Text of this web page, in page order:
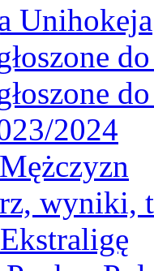
Unihokeja
2024
wyniki,